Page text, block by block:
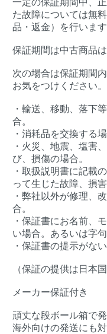
一定の保証期間中、
た故障については無
品・返金）を行います
保証期間は中古商品
次の場合は保証期間
お気をつけください。
・輸送、移動、落下
合。
・消耗品を交換する場
・火災、地震、塩害
び、損傷の場合。
・取扱説明書に記載
って生じた故障、損害
・弊社以外が修理、
合。
・保証書にお名前、
い場合。あるいは字
・保証書の提示がな
（保証の提供は日本
メーカー保証付き
頑丈な段ボール箱で発
海外向けの発送にも対